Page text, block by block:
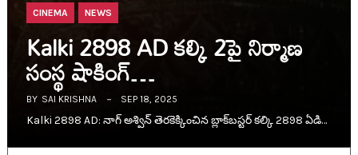
CINEMA NEWS
Kalki 2898 AD క‌ల్కి 2పై నిర్మాణ
సంస్థ షాకింగ్…
BY SAI KRISHNA SEP 18, 2025
Kalki 2898 AD: నాగ్ అశ్విన్ తెర‌కెక్కించిన బ్లాక్‌బ‌స్ట‌ర్ క‌ల్కి 2898 ఏడి…